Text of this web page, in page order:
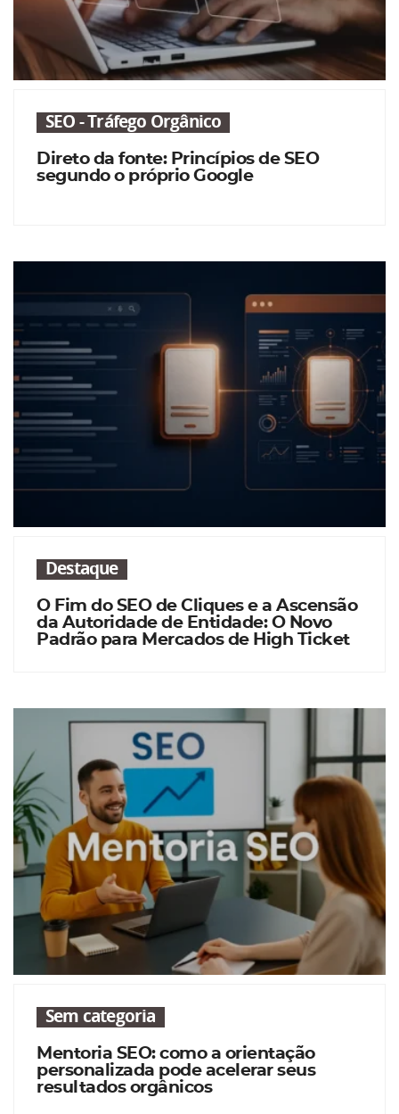
SEO - Tráfego Orgânico
Direto da fonte: Princípios de SEO
segundo o próprio Google
Destaque
O Fim do SEO de Cliques e a Ascensão
da Autoridade de Entidade: O Novo
Padrão para Mercados de High Ticket
Sem categoria
Mentoria SEO: como a orientação
personalizada pode acelerar seus
resultados orgânicos